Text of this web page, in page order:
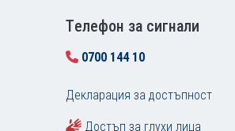
Tелефон за сигнали
0700 144 10
Декларация за достъпност
Достъп за глухи лица